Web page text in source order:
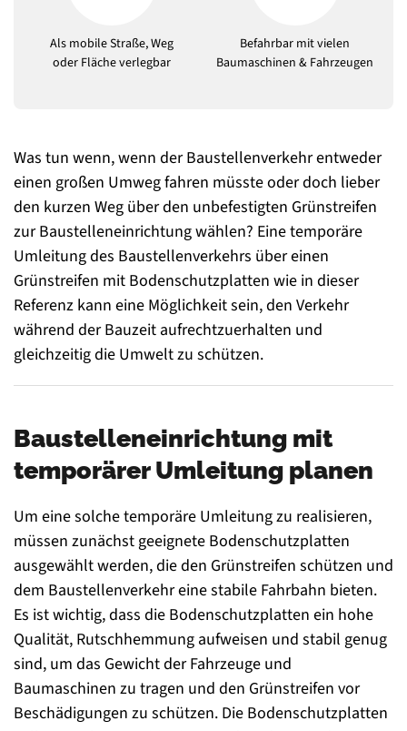
Als mobile Straße, Weg
oder Fläche verlegbar
Befahrbar mit vielen
Baumaschinen & Fahrzeugen
Was tun wenn, wenn der Baustellenverkehr entweder
einen großen Umweg fahren müsste oder doch lieber
den kurzen Weg über den unbefestigten Grünstreifen
zur Baustelleneinrichtung wählen? Eine temporäre
Umleitung des Baustellenverkehrs über einen
Grünstreifen mit Bodenschutzplatten wie in dieser
Referenz kann eine Möglichkeit sein, den Verkehr
während der Bauzeit aufrechtzuerhalten und
gleichzeitig die Umwelt zu schützen.
Baustelleneinrichtung mit
temporärer Umleitung planen
Um eine solche temporäre Umleitung zu realisieren,
müssen zunächst geeignete Bodenschutzplatten
ausgewählt werden, die den Grünstreifen schützen und
dem Baustellenverkehr eine stabile Fahrbahn bieten.
Es ist wichtig, dass die Bodenschutzplatten ein hohe
Qualität, Rutschhemmung aufweisen und stabil genug
sind, um das Gewicht der Fahrzeuge und
Baumaschinen zu tragen und den Grünstreifen vor
Beschädigungen zu schützen. Die Bodenschutzplatten